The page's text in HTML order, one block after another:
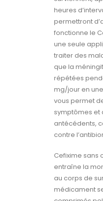
heures
permettront
fonctionne le
une seule
traiter des
que la
répétées
mg/jour en
vous permet
symptômes et
antécédents,
contre
Cefixime sans
entraîne la
au corps de
médicament